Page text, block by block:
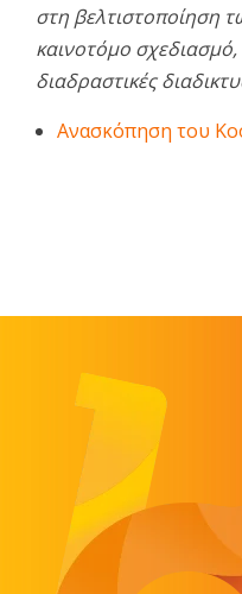
στη βελτιστοποίηση
καινοτόμο
διαδραστικές
Ανασκόπηση του